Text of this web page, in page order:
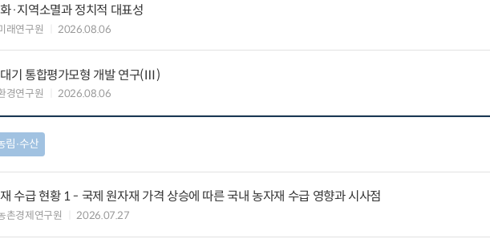
·지역소멸과 정치적 대표성
래연구원 2026.08.06
기 통합평가모형 개발 연구(Ⅲ)
경연구원 2026.08.06
림∙수산
수급 현황 1 - 국제 원자재 가격 상승에 따른 국내 농자재 수급 영향과 시사점
촌경제연구원 2026.07.27